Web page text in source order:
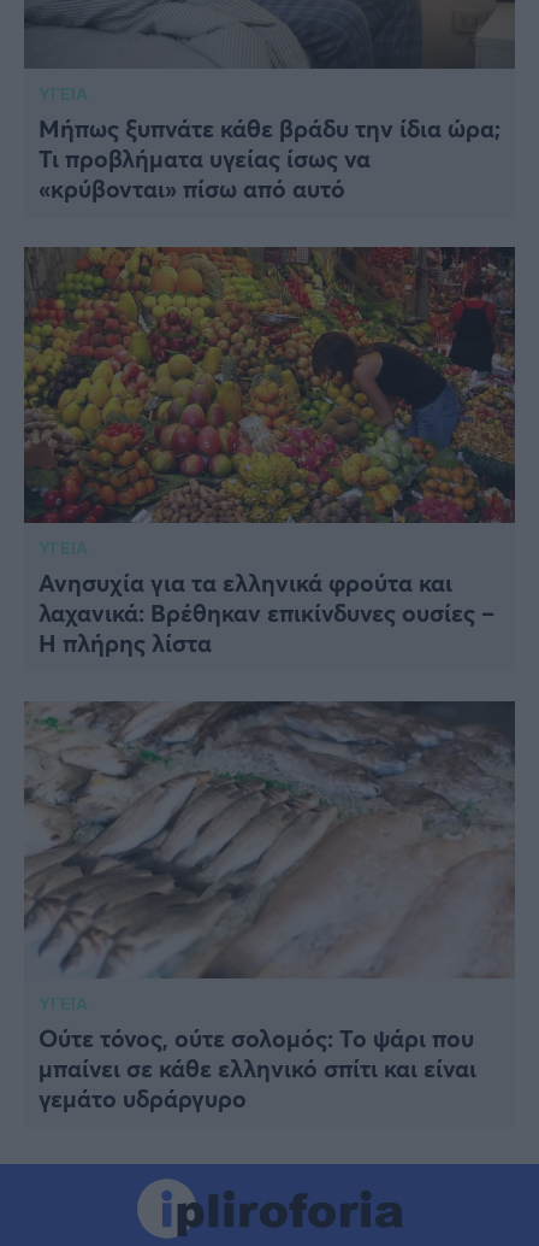
ΥΓΕΙΑ
Μήπως ξυπνάτε κάθε βράδυ την ίδια ώρα;
Τι προβλήματα υγείας ίσως να
«κρύβονται» πίσω από αυτό
ΥΓΕΙΑ
Ανησυχία για τα ελληνικά φρούτα και
λαχανικά: Βρέθηκαν επικίνδυνες ουσίες –
Η πλήρης λίστα
ΥΓΕΙΑ
Ούτε τόνος, ούτε σολομός: Το ψάρι που
μπαίνει σε κάθε ελληνικό σπίτι και είναι
γεμάτο υδράργυρο